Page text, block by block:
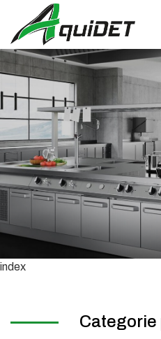
Sei un ristoratore? Sei nel posto
Arredamenti e
ristorazone
index
Categorie